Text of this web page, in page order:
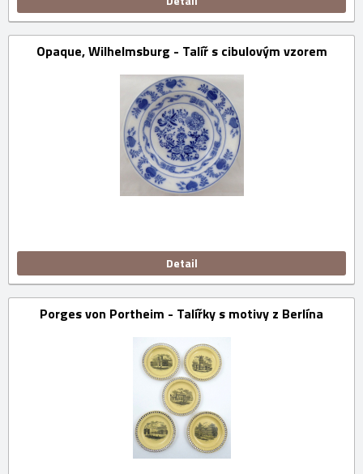
Opaque, Wilhelmsburg - Talíř s cibulovým vzorem
Detail
Porges von Portheim - Talířky s motivy z Berlína